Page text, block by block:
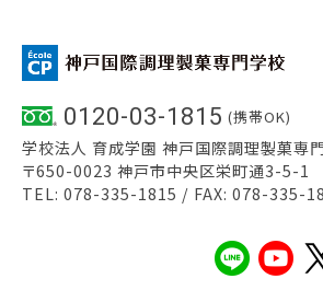
0120-03-1815 (携帯OK)
学校法人 育成学園 神戸国際調理製菓専
〒650-0023 神戸市中央区栄町通3-5-1
TEL: 078-335-1815 / FAX: 078-335-